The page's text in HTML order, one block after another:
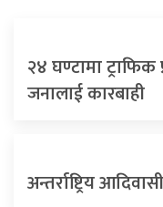
२४ घण्टामा ट्राफिक
जनालाई कारबाही
अन्तर्राष्ट्रिय